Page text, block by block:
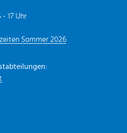
- 17 Uhr
Sommer 2026